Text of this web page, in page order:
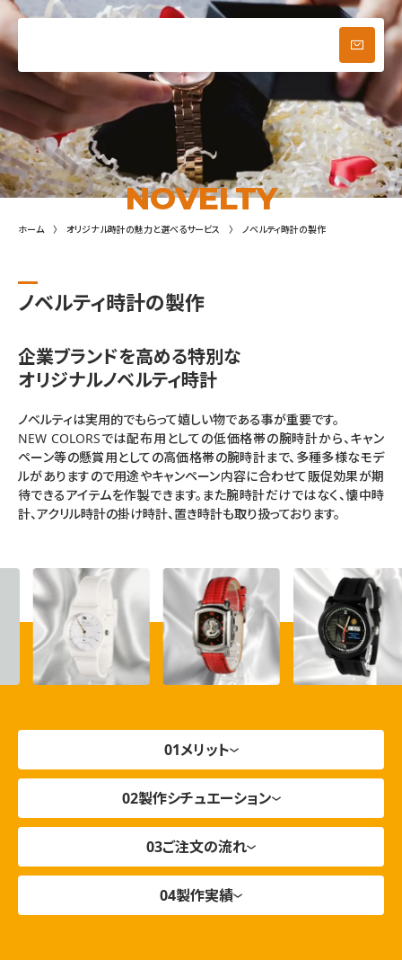
メニュー
お問い合わせ
NOVELTY
ホーム オリジナル時計の魅力と選べるサービス ノベルティ時計の製作
ノベルティ時計の製作
企業ブランドを高める特別な
オリジナルノベルティ時計
ノベルティは実用的でもらって嬉しい物である事が重要です。
NEW COLORSでは配布用としての低価格帯の腕時計から、キャン
ペーン等の懸賞用としての高価格帯の腕時計まで、多種多様なモデ
ルがありますので用途やキャンペーン内容に合わせて販促効果が期
待できるアイテムを作製できます。また腕時計だけではなく、懐中時
計、アクリル時計の掛け時計、置き時計も取り扱っております。
メリット
製作シチュエーション
ご注文の流れ
製作実績